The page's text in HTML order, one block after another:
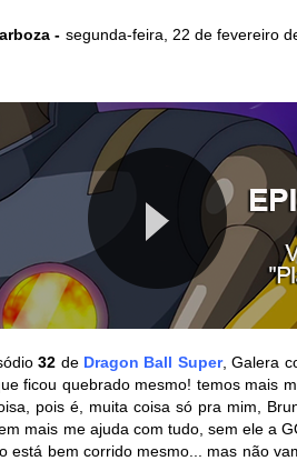
- segunda-feira, 22 de fevereiro
32 de Dragon Ball Super, Galera
ficou quebrado mesmo! temos mais
pois é, muita coisa só pra mim,
mais me ajuda com tudo, sem ele a
está bem corrido mesmo... mas não